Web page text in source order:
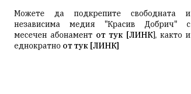
Можете да подкрепите свободната и
независима медия "Красив Добрич" с
месечен абонамент от тук [ЛИНК], както и
еднократно от тук [ЛИНК]